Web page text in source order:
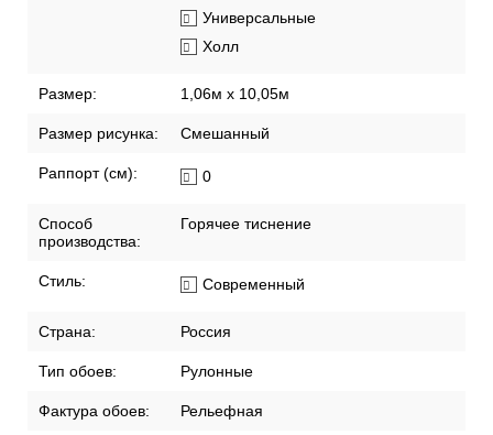
Универсальные
Холл
Размер: 1,06м х 10,05м
Размер рисунка: Смешанный
Раппорт (см): 0
Способ
производства:
Горячее тиснение
Стиль: Современный
Страна: Россия
Тип обоев: Рулонные
Фактура обоев: Рельефная